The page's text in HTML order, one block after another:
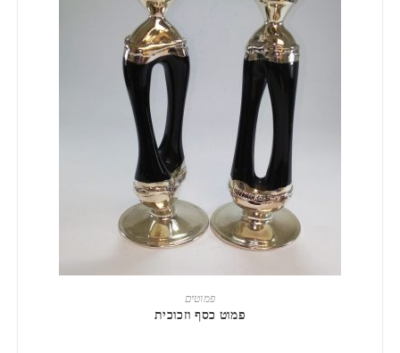
הוספה לסל
פמוטים
פמוט כסף וזכוכית